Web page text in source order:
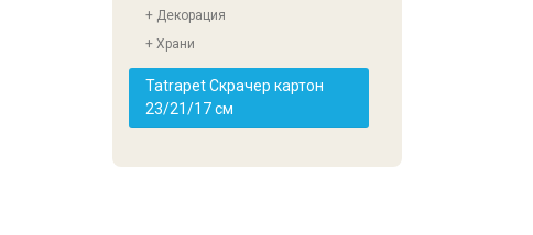
+ Декорация
+ Храни
Tatrapet Скрачер картон
23/21/17 см